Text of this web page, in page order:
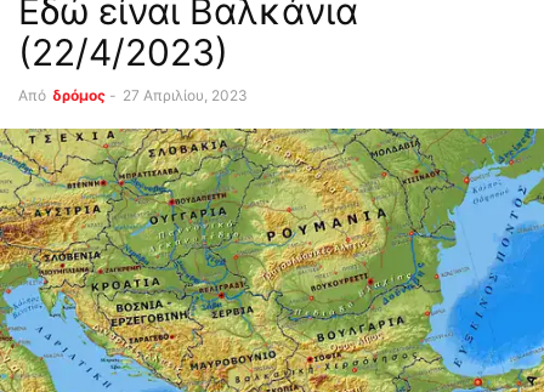
Εδώ είναι Βαλκάνια
(22/4/2023)
Από δρόμος - 27 Απριλίου, 2023